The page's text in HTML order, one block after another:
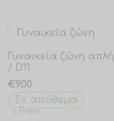
Prev
Γυναικεία ζώνη απλή
/ D11
€9.00
Σε απόθεμα